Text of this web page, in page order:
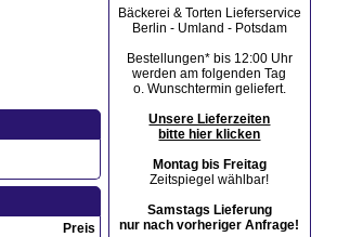
Preis
Bäckerei & Torten Lieferservice
Berlin - Umland - Potsdam
Bestellungen* bis 12:00 Uhr
werden am folgenden Tag
o. Wunschtermin geliefert.
Unsere Lieferzeiten
bitte hier klicken
Montag bis Freitag
Zeitspiegel wählbar!
Samstags Lieferung
nur nach vorheriger Anfrage!